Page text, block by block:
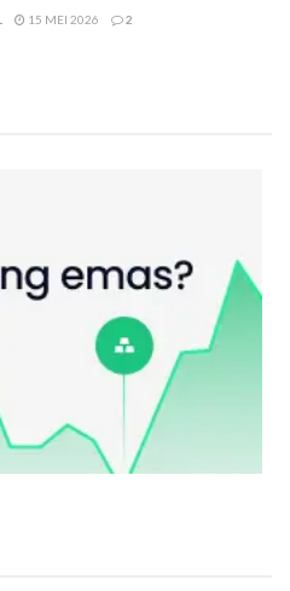
15 MEI 2026 2